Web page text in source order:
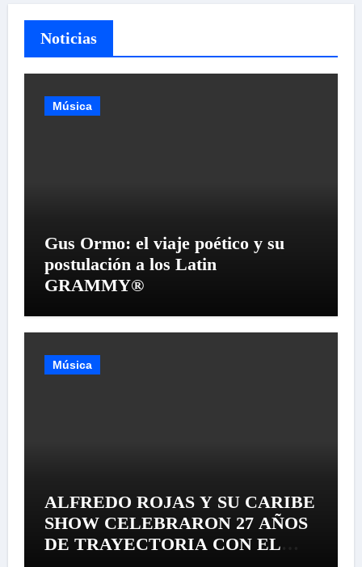
Noticias
Música
Gus Ormo: el viaje poético y su
postulación a los Latin
GRAMMY®
Música
ALFREDO ROJAS Y SU CARIBE
SHOW CELEBRARON 27 AÑOS
DE TRAYECTORIA CON EL